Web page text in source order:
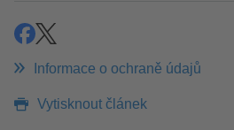
SdíletSdílet
Informace o ochraně údajů
Vytisknout článek